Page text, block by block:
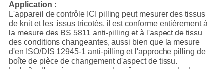
Application :
L'appareil de contrôle ICI pilling peut mesurer des tissus
de knit et les tissus tricotés, il est conforme entièrement à
la mesure des BS 5811 anti-pilling et à l'aspect de tissu
des conditions changeantes, aussi bien que la mesure
d'en ISO/DIS 12945-1 anti-pilling et l'approche pilling de
boîte de pièce de changement d'aspect de tissu.